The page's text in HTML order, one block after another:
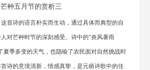
种五月节的赏析三
首诗的语言朴实而生动，通过具体而典型的自
对芒种时节的深刻感受。诗中的“炎风暑雨
夏季多变的天气，也隐喻了农民面对自然挑战时
诗的意境清新，情感真挚，是元稹诗歌中的佳